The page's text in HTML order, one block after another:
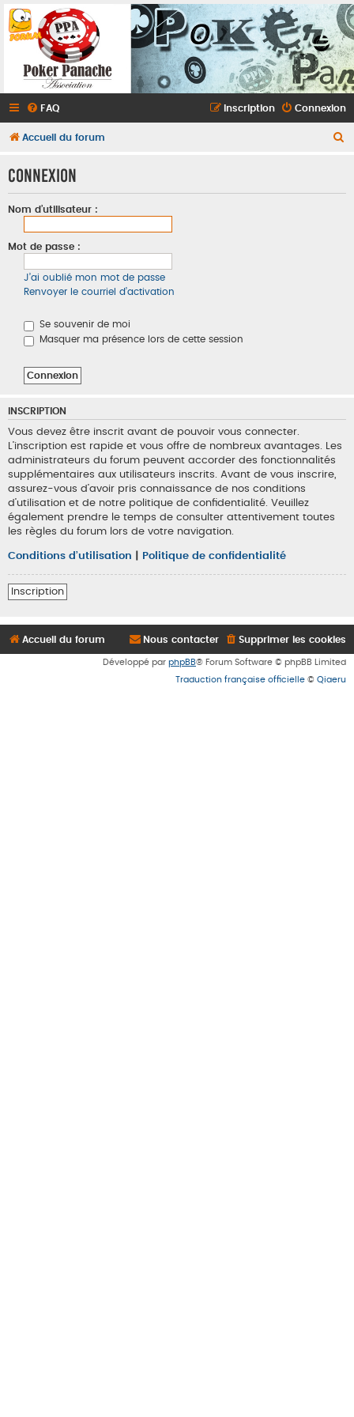
FAQ Connexion
Inscription
Accueil du forum
Connexion
Nom d’utilisateur :
Mot de passe :
J’ai oublié mon mot de passe
Renvoyer le courriel d’activation
Se souvenir de moi
Masquer ma présence lors de cette session
INSCRIPTION
Vous devez être inscrit avant de pouvoir vous connecter.
L’inscription est rapide et vous offre de nombreux avantages. Les
administrateurs du forum peuvent accorder des fonctionnalités
supplémentaires aux utilisateurs inscrits. Avant de vous inscrire,
assurez-vous d’avoir pris connaissance de nos conditions
d’utilisation et de notre politique de confidentialité. Veuillez
également prendre le temps de consulter attentivement toutes
les règles du forum lors de votre navigation.
Conditions d’utilisation Politique de confidentialité
Inscription
Accueil du forum Supprimer les cookies
Nous contacter
Développé par phpBB® Forum Software © phpBB Limited
Traduction française officielle © Qiaeru